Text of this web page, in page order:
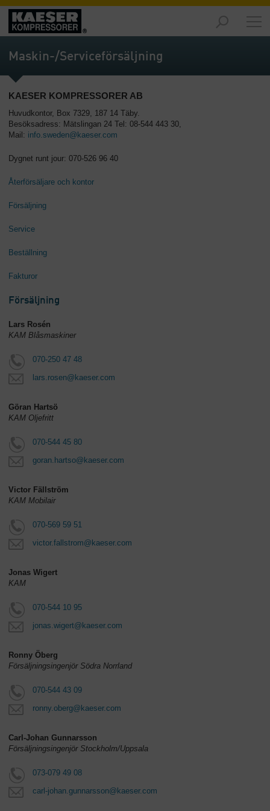
Marknader
-
Översikt
-
Översikt
Lösningar
Översikt
Service
-
Översikt
-
Maskin-/Serviceförsäljning
KAESER KOMPRESSORER AB
Huvudkontor, Box 7329, 187 14 Täby.
Besöksadress: Mätslingan 24 Tel: 08-544 443 30,
Mail: info.sweden@kaeser.com
Dygnet runt jour: 070-526 96 40
Återförsäljare och kontor
Försäljning
Service
Beställning
Fakturor
Försäljning
Lars Rosén
KAM Blåsmaskiner
070-250 47 48
lars.rosen@kaeser.com
Göran Hartsö
KAM Oljefritt
070-544 45 80
goran.hartso@kaeser.com
Victor Fällström
KAM Mobilair
070-569 59 51
victor.fallstrom@kaeser.com
Jonas Wigert
KAM
070-544 10 95
jonas.wigert@kaeser.com
Ronny Öberg
Försäljningsingenjör Södra Norrland
070-544 43 09
ronny.oberg@kaeser.com
Carl-Johan Gunnarsson
Försäljningsingenjör Stockholm/Uppsala
073-079 49 08
carl-johan.gunnarsson@kaeser.com